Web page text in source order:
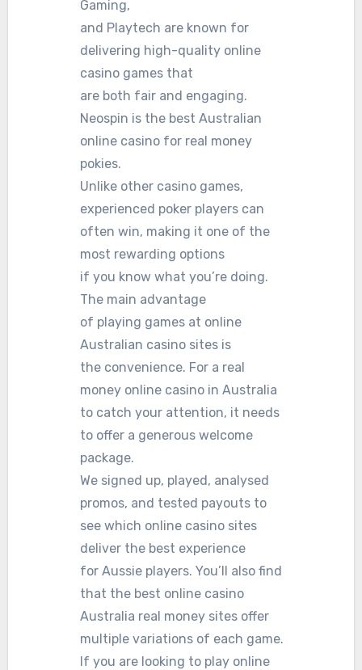
Gaming,
and Playtech are known for
delivering high-quality online
casino games that
are both fair and engaging.
Neospin is the best Australian
online casino for real money
pokies.
Unlike other casino games,
experienced poker players can
often win, making it one of the
most rewarding options
if you know what you’re doing.
The main advantage
of playing games at online
Australian casino sites is
the convenience. For a real
money online casino in Australia
to catch your attention, it needs
to offer a generous welcome
package.
We signed up, played, analysed
promos, and tested payouts to
see which online casino sites
deliver the best experience
for Aussie players. You’ll also find
that the best online casino
Australia real money sites offer
multiple variations of each game.
If you are looking to play online